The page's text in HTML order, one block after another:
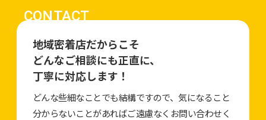
CONTACT
地域密着店だからこそ
どんなご相談にも正直に、
丁寧に対応します！
どんな些細なことでも結構ですので、気になること
分からないことがあればご遠慮なくお問い合わせく